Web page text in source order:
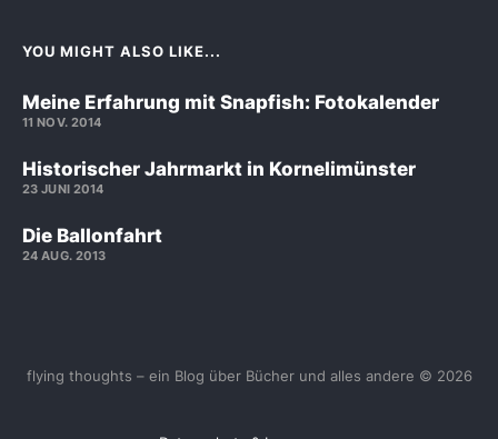
YOU MIGHT ALSO LIKE...
Meine Erfahrung mit Snapfish: Fotokalender
11 NOV. 2014
Historischer Jahrmarkt in Kornelimünster
23 JUNI 2014
Die Ballonfahrt
24 AUG. 2013
flying thoughts – ein Blog über Bücher und alles andere © 2026